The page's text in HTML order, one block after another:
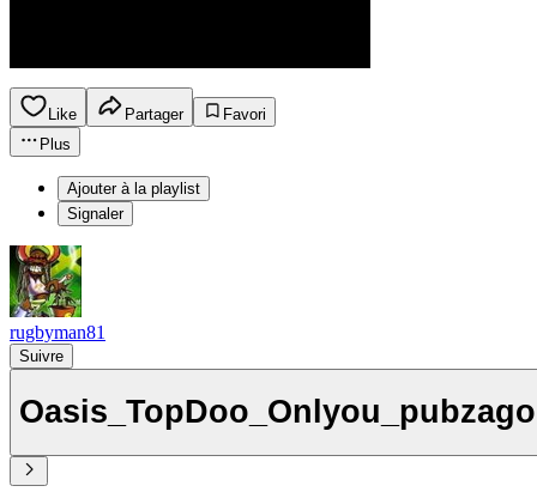
Like Partager
Favori
Plus
Ajouter à la playlist
Signaler
rugbyman81
Suivre